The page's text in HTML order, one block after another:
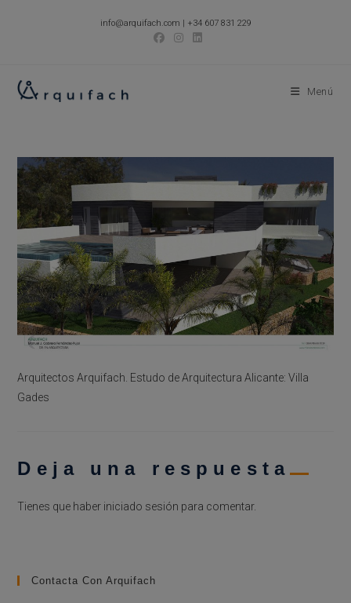
info@arquifach.com | +34 607 831 229
Menú
Arquitectos Arquifach. Estudo de Arquitectura Alicante: Villa
Gades
Deja una respuesta
Tienes que haber iniciado sesión para comentar.
Contacta Con Arquifach